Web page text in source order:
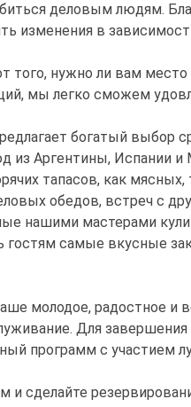
деловым людям.
изменения в
того, нужно ли вам
мы легко сможем
богатый выбор
из Аргентины, Испании
тапасов, как
обедов, встреч с
нашими мастерами
гостям самые вкусные
молодое, радостное и
Для
программ с участием
и сделайте